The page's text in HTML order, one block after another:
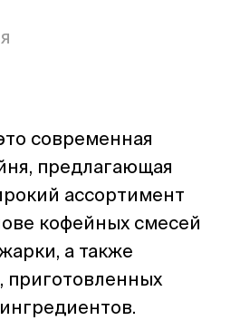
современная
предлагающая
ассортимент
кофейных смесей
а также
приготовленных